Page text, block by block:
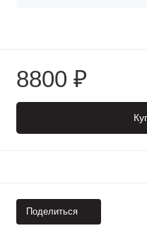
8800 ₽
Поделиться